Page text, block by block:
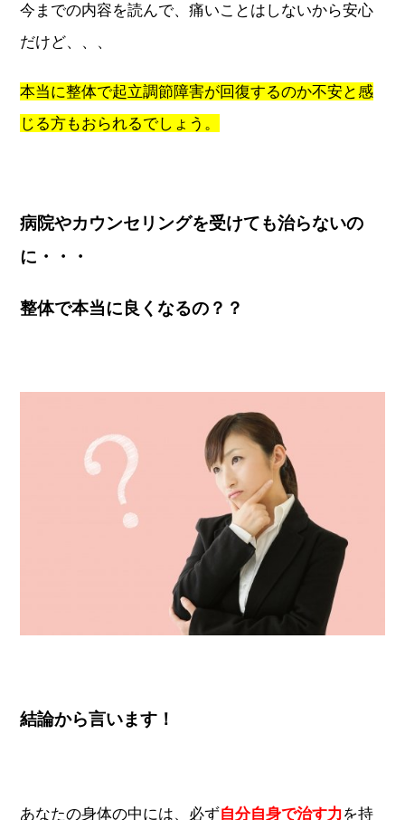
今までの内容を読んで、痛いことはしないから安心
だけど、、、
本当に整体で起立調節障害が回復するのか不安と感
じる方もおられるでしょう。
病院やカウンセリングを受けても治らないの
に・・・
整体で本当に良くなるの？？
結論から言います！
あなたの身体の中には、必ず自分自身で治す力を持